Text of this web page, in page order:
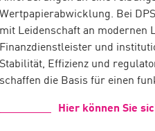
Wertpapierabwicklung. Bei
mit Leidenschaft an modernen
Finanzdienstleister und
Stabilität, Effizienz und
schaffen die Basis für einen
Hier können Sie